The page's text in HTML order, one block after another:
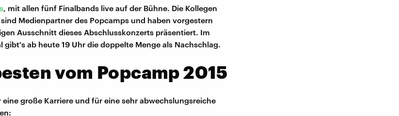
, mit allen fünf Finalbands live auf der Bühne. Die Kollegen
Medienpartner des Popcamps und haben vorgestern
Ausschnitt dieses Abschlusskonzerts präsentiert. Im
gibt's ab heute 19 Uhr die doppelte Menge als Nachschlag.
vom Popcamp 2015
große Karriere und für eine sehr abwechslungsreiche